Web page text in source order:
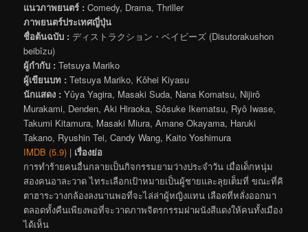
แนวภาพยนตร์ : Comedy, Drama, Thriller
ภาพยนตร์ประเทศญี่ปุ่น
ชื่อต้นฉบับ : ディストラクション・ベイビーズ (Disutorakushon
beibîzu)
ผู้กำกับ : Tetsuya Mariko
ผู้เขียนบท : Tetsuya Mariko, Kôhei Kiyasu
นักแสดง : Yûya Yagira, Masaki Suda, Nana Komatsu, Nijirô
Murakami, Denden, Aki Hiraoka, Sôsuke Ikematsu, Ryô Iwase,
Takumi Kitamura, Masaki Miura, Amane Okayama, Haruki
Takano, Ryushin Tei, Candy Wang, Kaito Yoshimura
IMDB (5.9) | เรื่องย่อ
การทำร้ายคนอื่นกลายเป็นกิจกรรมยามว่างประจำวัน เมื่อเด็กหนุ่ม
สองคนอาละวาด ไทระเลือกเป้าหมายเป็นผู้ชายและลุยเต็มที่ ขณะที่คิ
ตาฮาระวางกล้องลงนานพอที่จะไล่ล่าผู้หญิงแทน เลือดที่หลั่งออกมา
ตลอดทั้งคืนเพียงพอที่จะวาดภาพจิตรกรรมฝาผนังสีแดงให้คนทั้งเมือง
ได้เห็น